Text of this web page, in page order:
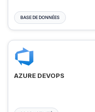
BASE DE DONNÉES
AZURE DEVOPS